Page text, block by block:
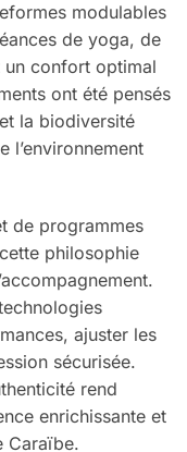
modulables
de yoga, de
confort optimal
ont été pensés
la biodiversité
l’environnement
de programmes
philosophie
ajuster les
sécurisée.
rend
enrichissante et
Caraïbe.